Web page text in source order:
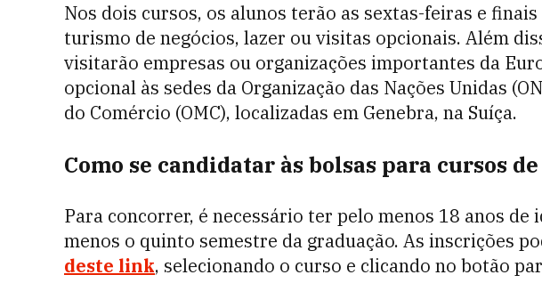
Nos dois cursos, os alunos terão as sextas-feiras e
turismo de negócios, lazer ou visitas opcionais. Além
visitarão empresas ou organizações importantes da
opcional às sedes da Organização das Nações Unidas
do Comércio (OMC), localizadas em Genebra, na Suíça.
Como se candidatar às bolsas para cursos
Para concorrer, é necessário ter pelo menos 18 anos de
menos o quinto semestre da graduação. As inscrições
deste link, selecionando o curso e clicando no botão